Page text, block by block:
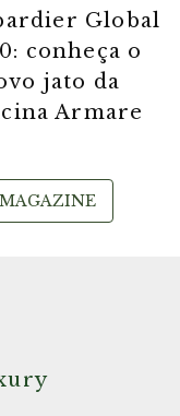
Global
conheça o
jato da
Armare